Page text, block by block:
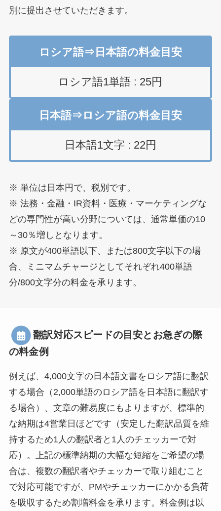
別に提出させていただきます。
ロシア語⇒日本語の料金目安
ロシア語1単語 : 25円
日本語⇒ロシア語の料金目安
日本語1文字 : 22円
※ 単位は日本円で、税別です。
※ 法務・金融・IR資料・医療・マーケティングな
どの専門性が高い分野については、通常単価の10
～30％増しとなります。
※ 原文が400単語以下、または800文字以下の場
合、ミニマムチャージとしてそれぞれ400単語
分/800文字分の料金を承ります。
翻訳対応スピードの目安とお急ぎの際
の料金例
例えば、4,000文字の日本語文書をロシア語に翻訳
する場合（2,000単語のロシア語を日本語に翻訳す
る場合）、文章の難易度にもよりますが、標準的
な納期は4営業日ほどです（安定した翻訳品質を維
持するため1人の翻訳者と1人のチェッカーで対
応）。上記の標準納期の大幅な短縮をご希望の場
合は、複数の翻訳者やチェッカーで取り組むこと
で対応可能ですが、PMやチェッカーにかかる負荷
を吸収するため割増料金を承ります。料金例は以